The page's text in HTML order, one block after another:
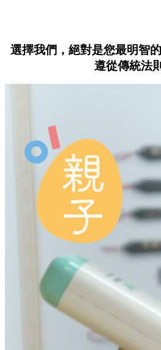
選擇我們，絕對是您最明智
遵從傳統法